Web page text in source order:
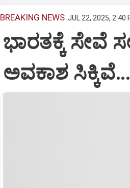
BREAKING NEWS JUL 22, 2025, 2:40
ಭಾರತಕ್ಕೆ ಸೇವೆ
ಅವಕಾಶ